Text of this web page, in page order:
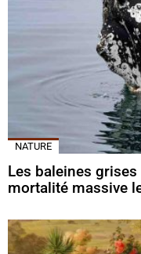
NATURE
Les baleines
mortalité massive